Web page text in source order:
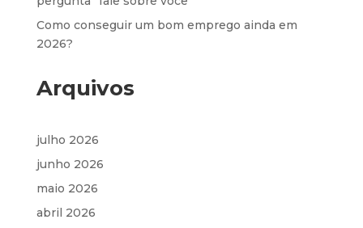
Como conseguir um bom emprego ainda em
2026?
Arquivos
julho 2026
junho 2026
maio 2026
abril 2026